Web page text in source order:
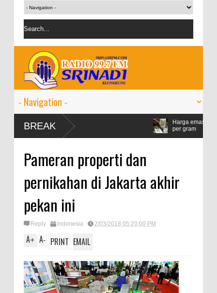
BREAK
Harga emas Antam naik jadi
per gram
Pameran properti dan
pernikahan di Jakarta akhir
pekan ini
Reply Indonesia 2/03/2018 05:20:00 PM
A+ A- PRINT EMAIL